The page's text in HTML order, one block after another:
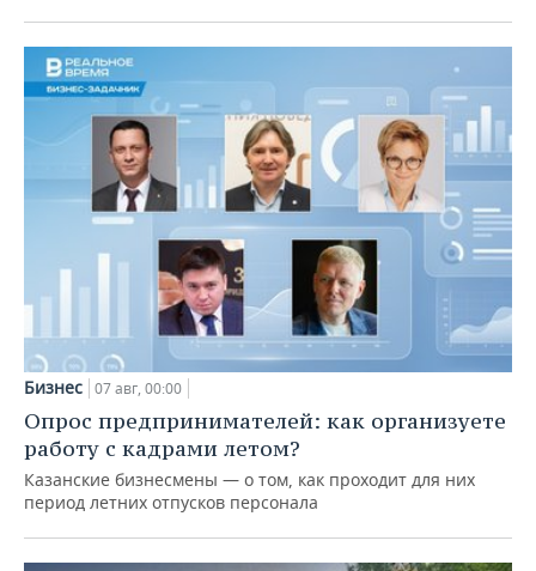
Бизнес 07 авг, 00:00
Опрос предпринимателей: как организуете
работу с кадрами летом?
Казанские бизнесмены — о том, как проходит для них
период летних отпусков персонала